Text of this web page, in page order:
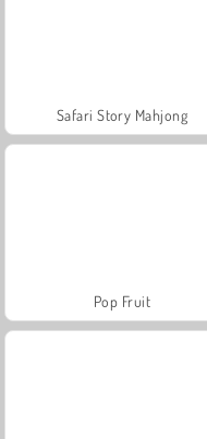
Safari Story Mahjong
Pop Fruit